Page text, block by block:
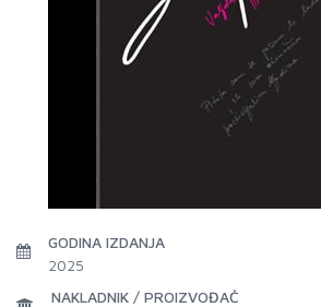
GODINA IZDANJA
2025
NAKLADNIK / PROIZVOĐAČ